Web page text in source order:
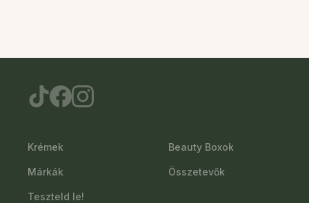
Krémek
Márkák
Teszteld le!
Beauty Boxok
Összetevők